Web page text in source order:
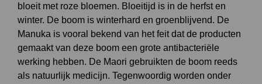
bloeit met roze bloemen. Bloeitijd is in de herfst en
winter. De boom is winterhard en groenblijvend. De
Manuka is vooral bekend van het feit dat de producten
gemaakt van deze boom een grote antibacteriële
werking hebben. De Maori gebruikten de boom reeds
als natuurlijk medicijn. Tegenwoordig worden onder